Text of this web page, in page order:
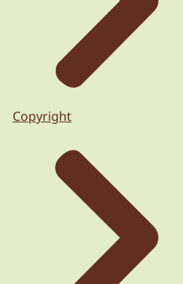
Copyright